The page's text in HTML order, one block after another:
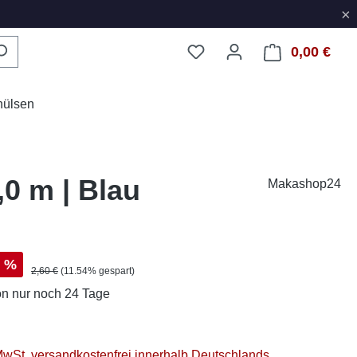
×
0,00 €
m | Blau Makashop24
% Regulärer Preis:
2,60 € (11.54% gespart)
nur noch 24 Tage